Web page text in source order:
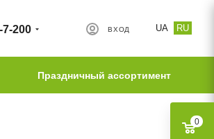
UA RU
ВХОД
7-200
Праздничный ассортимент
0